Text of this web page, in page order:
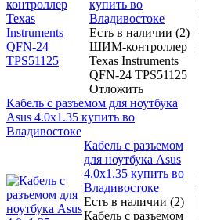
купить во
Владивостоке
Есть в наличии (2)
ШИМ-контроллер
Texas Instruments
QFN-24 TPS51125
Отложить
Кабель с разъемом для ноутбука
Asus 4.0х1.35 купить во
Владивостоке
Кабель с разъемом
для ноутбука Asus
4.0х1.35 купить во
Владивостоке
Есть в наличии (2)
Кабель с разъемом